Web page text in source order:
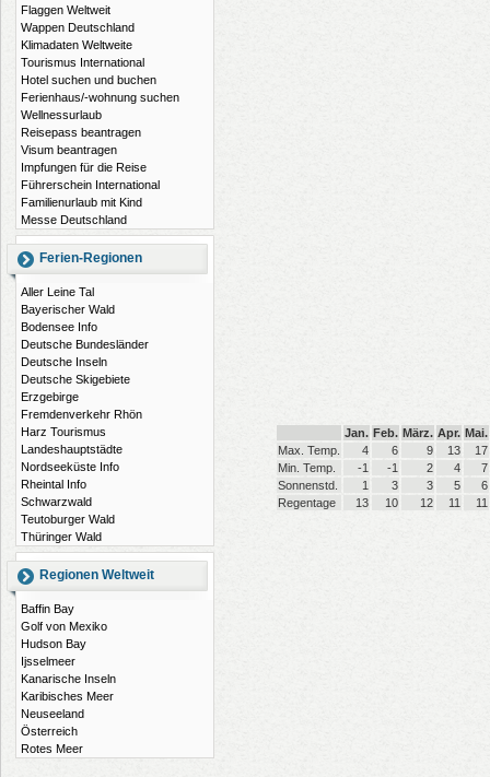
Flaggen Weltweit
Wappen Deutschland
Klimadaten Weltweite
Tourismus International
Hotel suchen und buchen
Ferienhaus/-wohnung suchen
Wellnessurlaub
Reisepass beantragen
Visum beantragen
Impfungen für die Reise
Führerschein International
Familienurlaub mit Kind
Messe Deutschland
Ferien-Regionen
Aller Leine Tal
Bayerischer Wald
Bodensee Info
Deutsche Bundesländer
Deutsche Inseln
Deutsche Skigebiete
Erzgebirge
Fremdenverkehr Rhön
Harz Tourismus
Landeshauptstädte
Nordseeküste Info
Rheintal Info
Schwarzwald
Teutoburger Wald
Thüringer Wald
Regionen Weltweit
Baffin Bay
Golf von Mexiko
Hudson Bay
Ijsselmeer
Kanarische Inseln
Karibisches Meer
Neuseeland
Österreich
Rotes Meer
Jan. Feb. März. Apr. Mai.
Max. Temp.
4 6 9 13
17
Min. Temp.
-1 -1 2 4
7
Sonnenstd.
1 3 3 5
6
Regentage
13 10 12 11 11